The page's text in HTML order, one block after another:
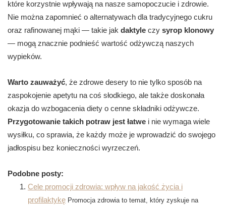
które korzystnie wpływają na nasze samopoczucie i zdrowie.
Nie można zapomnieć o alternatywach dla tradycyjnego cukru
oraz rafinowanej mąki — takie jak daktyle czy syrop klonowy
— mogą znacznie podnieść wartość odżywczą naszych
wypieków.
Warto zauważyć, że zdrowe desery to nie tylko sposób na
zaspokojenie apetytu na coś słodkiego, ale także doskonała
okazja do wzbogacenia diety o cenne składniki odżywcze.
Przygotowanie takich potraw jest łatwe i nie wymaga wiele
wysiłku, co sprawia, że każdy może je wprowadzić do swojego
jadłospisu bez konieczności wyrzeczeń.
Podobne posty:
Cele promocji zdrowia: wpływ na jakość życia i
profilaktykę Promocja zdrowia to temat, który zyskuje na